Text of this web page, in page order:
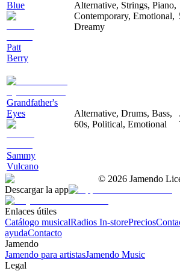
Blue
Patt
Berry
Alternative, Strings, Piano,
Contemporary, Emotional,
Dreamy
Grandfather's
Eyes
Sammy
Vulcano
Alternative, Drums, Bass,
60s, Political, Emotional
© 2026 Jamendo
Descargar la app
Enlaces útiles
Catálogo musicalRadios In-storePrecios
ayudaContacto
Jamendo
Jamendo para artistasJamendo Music
Legal